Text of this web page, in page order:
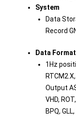
System
Data
Record
Data
1Hz
Output
VHD,
BPQ,